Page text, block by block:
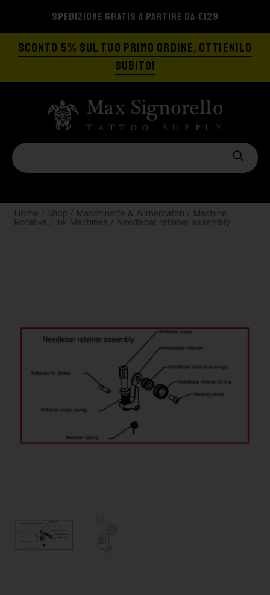
SPEDIZIONE GRATIS A PARTIRE DA €129
SCONTO 5% SUL TUO PRIMO ORDINE, OTTIENILO
SUBITO!
Home / Shop / Macchinette & Alimentatori / Machine
Rotative / Ink Machines / Needlebar retainer assembly